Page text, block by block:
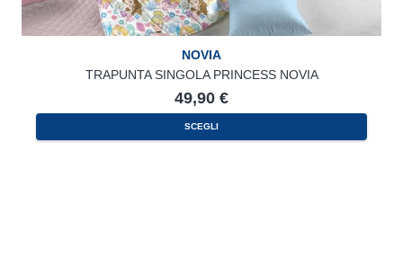
NOVIA
TRAPUNTA SINGOLA PRINCESS NOVIA
49,90 €
SCEGLI